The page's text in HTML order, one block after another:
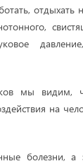
мы видим,
на
болезни, а